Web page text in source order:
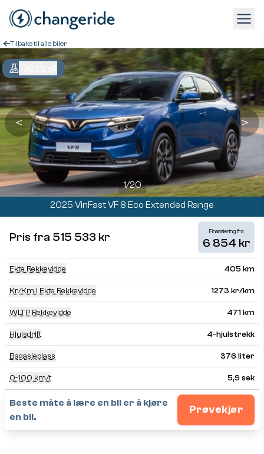
Tilbake til alle biler
＜
1/20
＞
2025 VinFast VF 8 Eco Extended Range
Pris fra 515 533 kr Finansiering fra
6 854 kr
Ekte Rekkevidde 405 km
Kr/km I Ekte Rekkevidde 1273 kr/km
WLTP Rekkevidde 471 km
Hjulsdrift 4-hjulstrekk
Bagasjeplass 376 liter
0-100 km/t 5,9 sek
Beste måte å lære en bil er å kjøre
en bil.
Prøvekjør